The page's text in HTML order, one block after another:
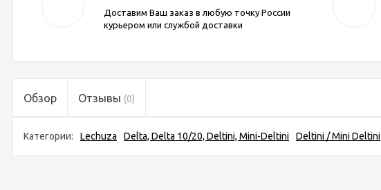
Доставим Ваш заказ в любую точку России
курьером или службой доставки
Обзор Отзывы (0)
Категории: Lechuza Delta, Delta 10/20, Deltini, Mini-Deltini Deltini / Mini Deltini